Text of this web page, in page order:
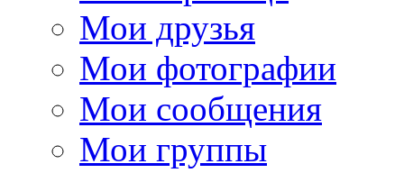
Мои друзья
Мои фотографии
Мои сообщения
Мои группы